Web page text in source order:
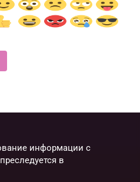
информации с
в